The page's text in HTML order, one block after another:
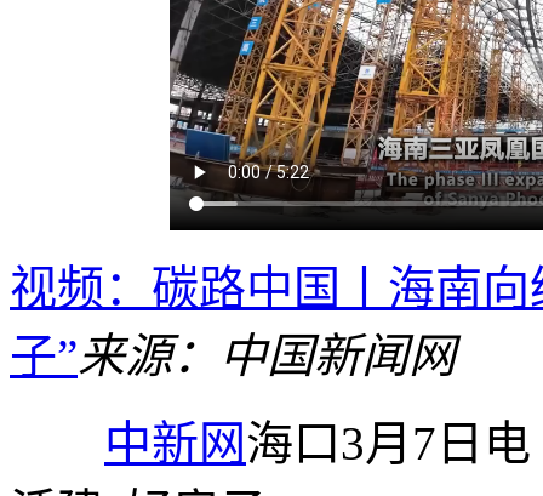
视频：碳路中国丨海南
子”来源：中国新闻网
中新网海口3月7日